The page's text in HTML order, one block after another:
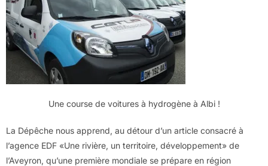
Une course de voitures à hydrogène à Albi !
La Dépêche nous apprend, au détour d’un article consacré à
l’agence EDF «Une rivière, un territoire, développement» de
l’Aveyron, qu’une première mondiale se prépare en région